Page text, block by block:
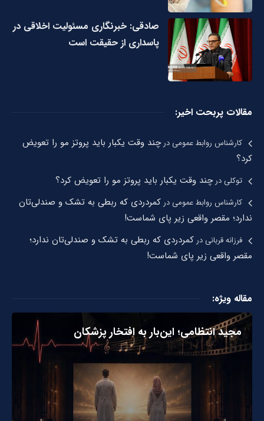
صادقی: خبرنگاری مسئولیت اخلاقی در
پاسداری از حقیقت است
مقالات پربحت اخیر:
کارشناس روابط عمومیدرچند وقت یکبار باید پروتز مو را تعویض
کرد؟
توکلیدرچند وقت یکبار باید پروتز مو را تعویض کرد؟
کارشناس روابط عمومیدرکمردردی که ربطی به تشک و صندلی‌تان
ندارد؛ مقصر واقعی زیر پای شماست!
فرزانه قربانیدرکمردردی که ربطی به تشک و صندلی‌تان ندارد؛
مقصر واقعی زیر پای شماست!
مقاله ویژه:
مجید انتظامی؛ این‌بار به افتخار پزشکان